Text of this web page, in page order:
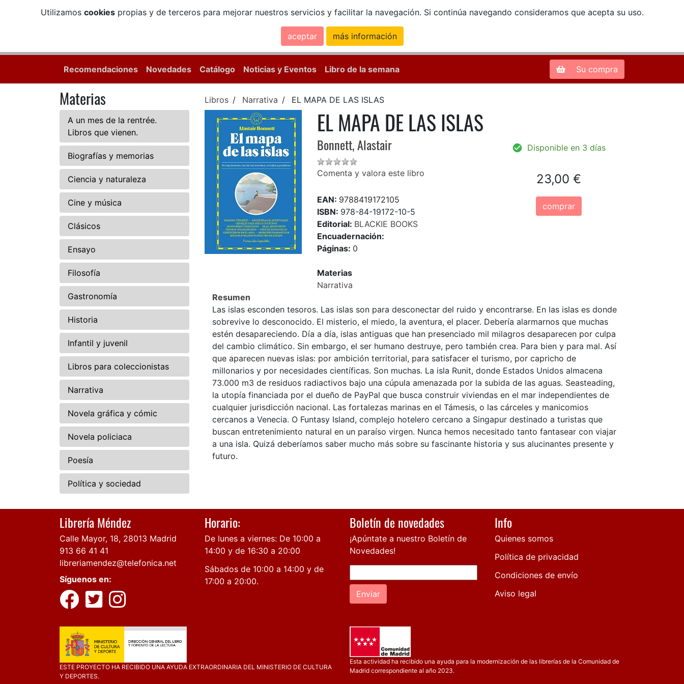
Utilizamos cookiespropias y de terceros para mejorar nuestros servicios y facilitar la navegación. Si continúa navegando consideramos que acepta su uso.
aceptar más información
Zona de Clientes
Recomendaciones Novedades Catálogo Noticias y Eventos Libro de la semana Su compra
Materias
A un mes de la rentrée.
Libros que vienen.
Biografías y memorias
Ciencia y naturaleza
Cine y música
Clásicos
Ensayo
Filosofía
Gastronomía
Historia
Infantil y juvenil
Libros para coleccionistas
Narrativa
Novela gráfica y cómic
Novela policiaca
Poesía
Política y sociedad
Libros Narrativa EL MAPA DE LAS ISLAS
EL MAPA DE LAS ISLAS
Bonnett, Alastair
Comenta y valora este libro
EAN: 9788419172105
ISBN: 978-84-19172-10-5
Editorial: BLACKIE BOOKS
Encuadernación:
Páginas: 0
Materias
Narrativa
Disponible en 3 días
23,00 €
comprar
Resumen
Las islas esconden tesoros. Las islas son para desconectar del ruido y encontrarse. En las islas es donde
sobrevive lo desconocido. El misterio, el miedo, la aventura, el placer. Debería alarmarnos que muchas
estén desapareciendo. Día a día, islas antiguas que han presenciado mil milagros desaparecen por culpa
del cambio climático. Sin embargo, el ser humano destruye, pero también crea. Para bien y para mal. Así
que aparecen nuevas islas: por ambición territorial, para satisfacer el turismo, por capricho de
millonarios y por necesidades científicas. Son muchas. La isla Runit, donde Estados Unidos almacena
73.000 m3 de residuos radiactivos bajo una cúpula amenazada por la subida de las aguas. Seasteading,
la utopía financiada por el dueño de PayPal que busca construir viviendas en el mar independientes de
cualquier jurisdicción nacional. Las fortalezas marinas en el Támesis, o las cárceles y manicomios
cercanos a Venecia. O Funtasy Island, complejo hotelero cercano a Singapur destinado a turistas que
buscan entretenimiento natural en un paraíso virgen. Nunca hemos necesitado tanto fantasear con viajar
a una isla. Quizá deberíamos saber mucho más sobre su fascinante historia y sus alucinantes presente y
futuro.
Librería Méndez
Calle Mayor, 18, 28013 Madrid
913 66 41 41
libreriamendez@telefonica.net
Síguenos en:
Horario:
De lunes a viernes: De 10:00 a
14:00 y de 16:30 a 20:00
Sábados de 10:00 a 14:00 y de
17:00 a 20:00.
Boletín de novedades
¡Apúntate a nuestro Boletín de
Novedades!
Enviar
Info
Quienes somos
Política de privacidad
Condiciones de envío
Aviso legal
ESTE PROYECTO HA RECIBIDO UNA AYUDA EXTRAORDINARIA DEL MINISTERIO DE CULTURA
Y DEPORTES.
Esta actividad ha recibido una ayuda para la modernización de las librerías de la Comunidad de
Madrid correspondiente al año 2023.